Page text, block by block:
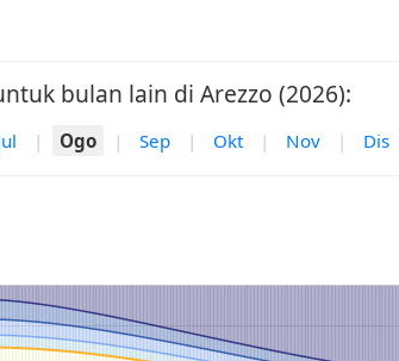
bulan lain di Arezzo (2026):
| Ogo | Sep | Okt | Nov | Dis